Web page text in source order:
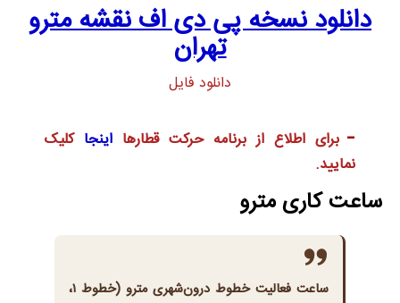
دانلود نسخه پی دی اف نقشه مترو
تهران
دانلود فایل
برای اطلاع از برنامه حرکت قطارها اینجا کلیک
نمایید.
ساعت کاری مترو
ساعت فعالیت خطوط درون‌شهری مترو (خطوط ۱،